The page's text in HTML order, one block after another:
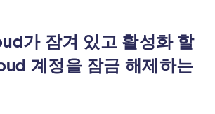
가 잠겨 있고 활성화 할
계정을 잠금 해제하는